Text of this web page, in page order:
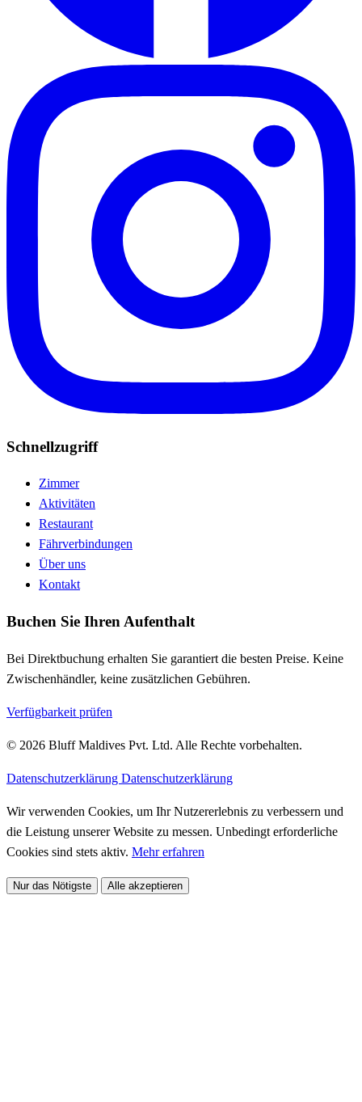
Schnellzugriff
Zimmer
Aktivitäten
Restaurant
Fährverbindungen
Über uns
Kontakt
Buchen Sie Ihren Aufenthalt
Bei Direktbuchung erhalten Sie garantiert die besten Preise. Keine
Zwischenhändler, keine zusätzlichen Gebühren.
Verfügbarkeit prüfen
© 2026 Bluff Maldives Pvt. Ltd. Alle Rechte vorbehalten.
Datenschutzerklärung Datenschutzerklärung
Wir verwenden Cookies, um Ihr Nutzererlebnis zu verbessern und
die Leistung unserer Website zu messen. Unbedingt erforderliche
Cookies sind stets aktiv. Mehr erfahren
Nur das Nötigste Alle akzeptieren